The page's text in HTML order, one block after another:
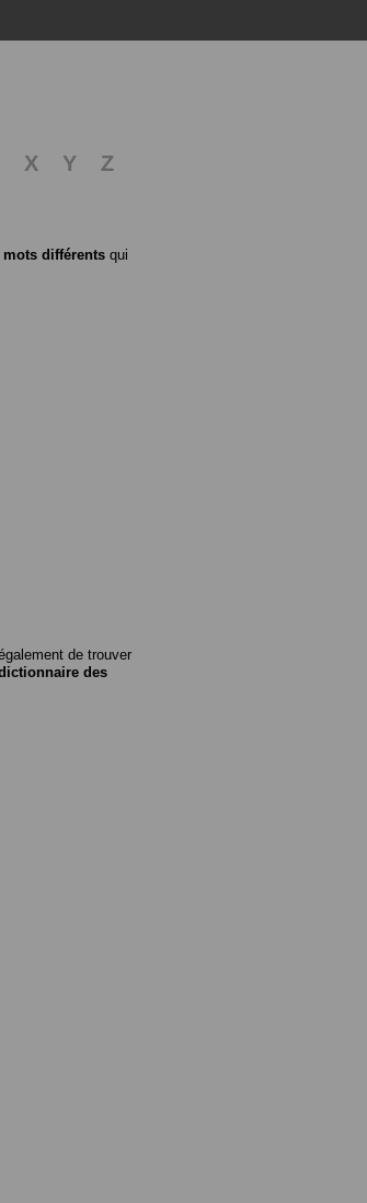
X Y
Z
mots différents qui
de trouver
des